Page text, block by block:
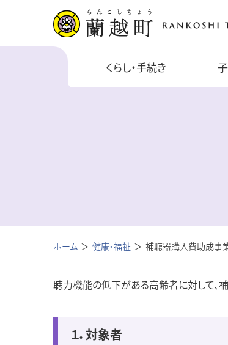
くらし・手続き
ホーム 健康・福祉 補聴器購入費助成事
聴力機能の低下がある高齢者に対して、
１．対象者